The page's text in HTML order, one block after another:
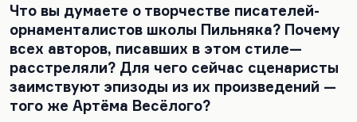
Что вы думаете о творчестве писателей-
орнаменталистов школы Пильняка? Почему
всех авторов, писавших в этом стиле—
расстреляли? Для чего сейчас сценаристы
заимствуют эпизоды из их произведений —
того же Артёма Весёлого?